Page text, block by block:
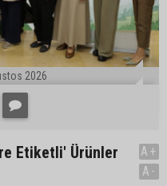
2026
Etiketli' Ürünler
A+
A-